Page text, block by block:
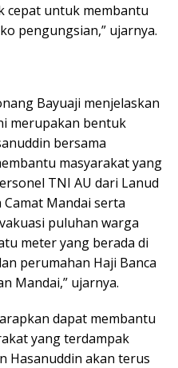
cepat untuk membantu
pengungsian,” ujarnya.
Bayuaji menjelaskan
merupakan bentuk
bersama
masyarakat yang
TNI AU dari Lanud
Mandai serta
puluhan warga
meter yang berada di
perumahan Haji Banca
Mandai,” ujarnya.
dapat membantu
yang terdampak
Hasanuddin akan terus